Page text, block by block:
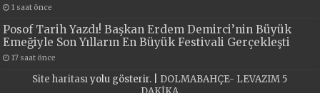
1 saat önce
Posof Tarih Yazdı! Başkan Erdem Demirci’nin Büyük
Emeğiyle Son Yılların En Büyük Festivali Gerçekleşti
17 saat önce
Site haritasıyolu gösterir. | DOLMABAHÇE- LEVAZIM 5